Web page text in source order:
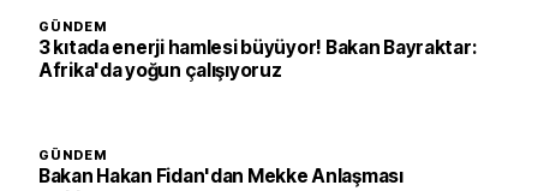
GÜNDEM
3 kıtada enerji hamlesi büyüyor! Bakan Bayraktar:
Afrika'da yoğun çalışıyoruz
GÜNDEM
Bakan Hakan Fidan'dan Mekke Anlaşması